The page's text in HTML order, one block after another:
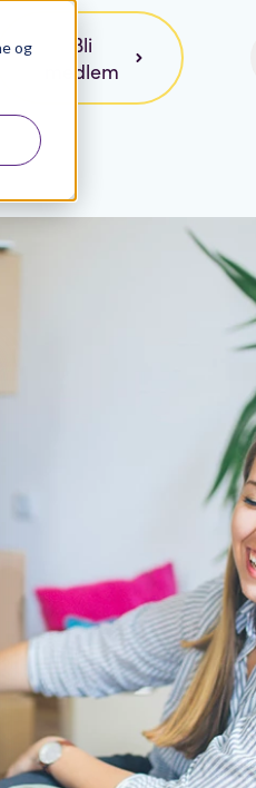
og
Bli
medlem